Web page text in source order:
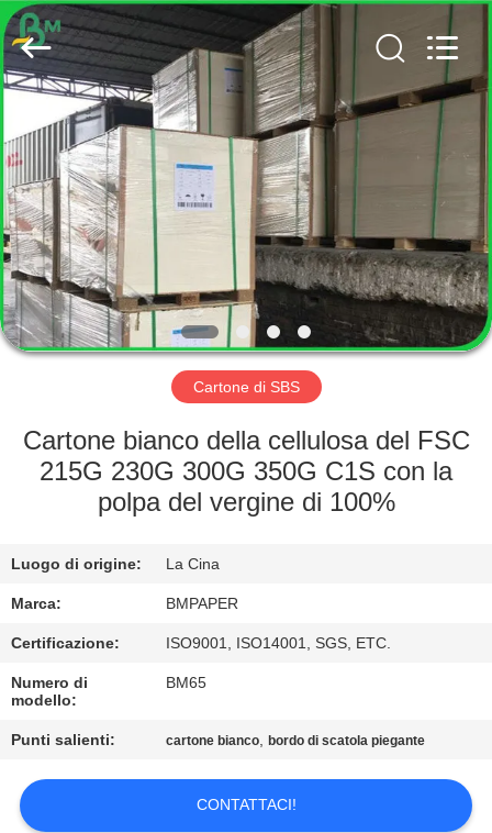
CASA
PRODOTTI
CIRCA
NOI
GIRO
FABBRICA
CONTROLLO
QUALITÀ
CONTATTICI
NOTIZIE
CASI
GUANGZHOU
BMPAPER
CO.,
LTD..
All
Rights
Reserved.
Cartone di SBS
Cartone bianco della cellulosa del FSC
215G 230G 300G 350G C1S con la
polpa del vergine di 100%
Luogo di origine: La Cina
Marca: BMPAPER
Certificazione: ISO9001, ISO14001, SGS, ETC.
Numero di
modello:
BM65
Punti salienti: cartone bianco,bordo di scatola piegante
CONTATTACI!